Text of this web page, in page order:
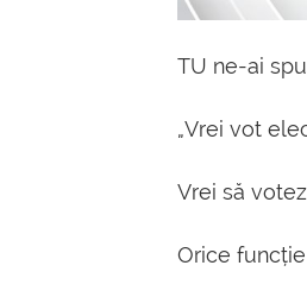
TU ne-ai
„Vrei vot
Vrei să
Orice